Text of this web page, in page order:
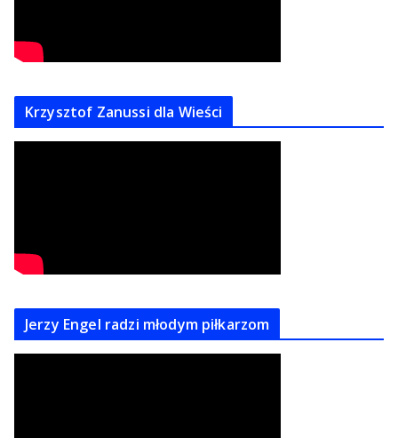
Krzysztof Zanussi dla Wieści
Jerzy Engel radzi młodym piłkarzom